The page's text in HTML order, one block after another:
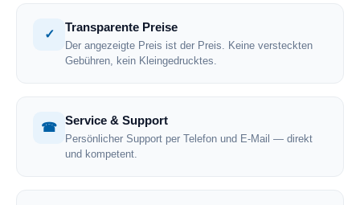
✓
Transparente Preise
Der angezeigte Preis ist der Preis. Keine versteckten
Gebühren, kein Kleingedrucktes.
☎
Service & Support
Persönlicher Support per Telefon und E-Mail — direkt
und kompetent.